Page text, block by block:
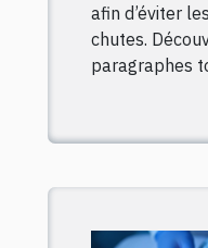
afin d’éviter
chutes.
paragraphes